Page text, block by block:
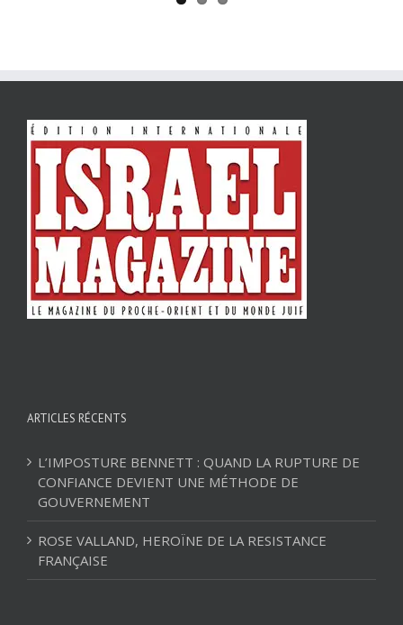
ARTICLES RÉCENTS
L’IMPOSTURE BENNETT : QUAND LA RUPTURE DE
CONFIANCE DEVIENT UNE MÉTHODE DE
GOUVERNEMENT
ROSE VALLAND, HEROÏNE DE LA RESISTANCE
FRANÇAISE